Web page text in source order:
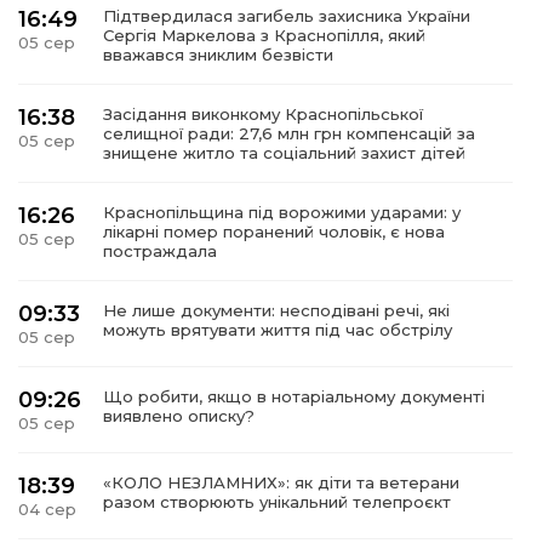
16:49
05 сер
Підтвердилася загибель захисника України
Сергія Маркелова з Краснопілля, який
вважався зниклим безвісти
16:38
05 сер
Засідання виконкому Краснопільської
селищної ради: 27,6 млн грн компенсацій за
знищене житло та соціальний захист дітей
16:26
05 сер
Краснопільщина під ворожими ударами: у
лікарні помер поранений чоловік, є нова
постраждала
09:33
05 сер
Не лише документи: несподівані речі, які
можуть врятувати життя під час обстрілу
09:26
05 сер
Що робити, якщо в нотаріальному документі
виявлено описку?
18:39
04 сер
«КОЛО НЕЗЛАМНИХ»: як діти та ветерани
разом створюють унікальний телепроєкт